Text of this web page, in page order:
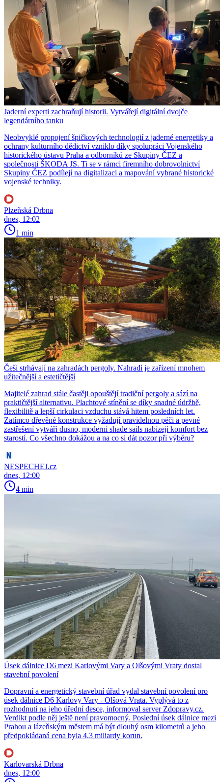
Jaderní experti zachraňují historii. Vytvářejí digitální dvojče
legendárního tanku
Neobvyklé propojení špičkových technologií z jaderné energetiky a
ochrany kulturního dědictví vzniklo díky spolupráci Vojenského
historického ústavu Praha a odborníků ze Skupiny ČEZ a
společnosti ŠKODA JS. Ti se v rámci firemního dobrovolnictví
Skupiny ČEZ podílejí na digitalizaci a mapování vybrané historické
vojenské techniky.
Plzeňská Drbna
dnes, 12:02
1 min
Češi strhávají na zahradách pergoly. Nahradí je zařízení mnohem
užitečnější a estetičtější
Majitelé zahrad stále častěji opouštějí tradiční pergoly a sází na
praktičtější alternativu. Plachtové stínění se díky snadné údržbě,
flexibilitě a lepší cirkulaci vzduchu stává hitem posledních let.
Zatímco dřevěné konstrukce vyžadují pravidelnou péči a pevné
zastřešení vytváří dusno, moderní shade sails nabízejí komfort bez
starostí. Co všechno dokážou a na co si dát pozor při výběru?
NESPECHEJ.cz
dnes, 12:00
4 min
Úsek dálnice D6 mezi Karlovými Vary a Olšovými Vraty dostal
stavební povolení
Dopravní a energetický stavební úřad vydal stavební povolení pro
úsek dálnice D6 Karlovy Vary - Olšová Vrata. Vyplývá to z
rozhodnutí na jeho úřední desce, informoval server Zdopravy.cz.
Verdikt podle něj ještě není pravomocný. Poslední úsek dálnice mezi
Prahou a lázeňským městem má být dlouhý osm kilometrů a jeho
předpokládaná cena byla 4,3 miliardy korun.
Karlovarská Drbna
dnes, 12:00